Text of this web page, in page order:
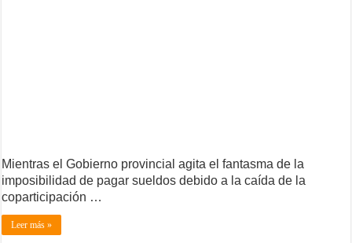
Mientras el Gobierno provincial agita el fantasma de la
imposibilidad de pagar sueldos debido a la caída de la
coparticipación …
Leer más »